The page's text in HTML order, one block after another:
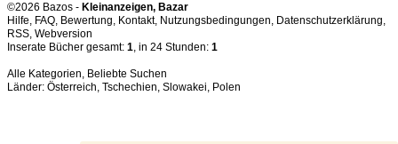
©2026 Bazos - Kleinanzeigen, Bazar
Hilfe, FAQ, Bewertung, Kontakt, Nutzungsbedingungen, Datenschutzerklärung,
RSS,
Inserate Bücher gesamt: 1, in 24 Stunden: 1
Alle Kategorien, Beliebte Suchen
Länder: Österreich, Tschechien, Slowakei, Polen